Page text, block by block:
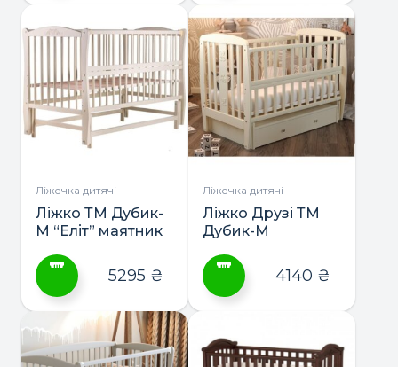
має
варіантів.
Параметри
можна
вибрати
сторінці
товару
товар
має
кілька
варіантів.
Параметри
можна
вибрати
сторінці
товару
Ліжечка дитячі
Ліжко ТМ Дубик-
М “Еліт” маятник
товар
має
5295 ₴
Ліжечка дитячі
Ліжко Друзі ТМ
Дубик-М
має
4140 ₴